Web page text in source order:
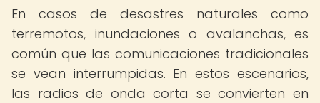
En casos de desastres naturales como
terremotos, inundaciones o avalanchas, es
común que las comunicaciones tradicionales
se vean interrumpidas. En estos escenarios,
las radios de onda corta se convierten en